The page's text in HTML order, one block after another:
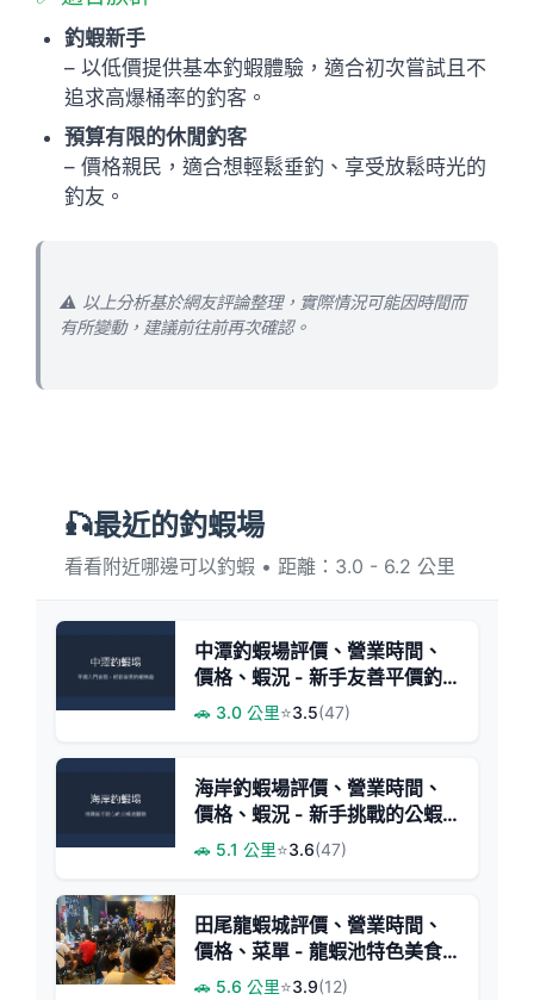
釣蝦新手
– 以低價提供基本釣蝦體驗，適合初次嘗試且不
追求高爆桶率的釣客。
預算有限的休閒釣客
– 價格親民，適合想輕鬆垂釣、享受放鬆時光的
釣友。
⚠️ 以上分析基於網友評論整理，實際情況可能因時間而
有所變動，建議前往前再次確認。
🎣最近的釣蝦場
看看附近哪邊可以釣蝦 • 距離：3.0 - 6.2 公里
中潭釣蝦場評價、營業時間、
價格、蝦況 - 新手友善平價釣
🚗 3.0 公里⭐3.5(47)
海岸釣蝦場評價、營業時間、
價格、蝦況 - 新手挑戰的公蝦
🚗 5.1 公里⭐3.6(47)
田尾龍蝦城評價、營業時間、
價格、菜單 - 龍蝦池特色美食
體驗
🚗 5.6 公里⭐3.9(12)